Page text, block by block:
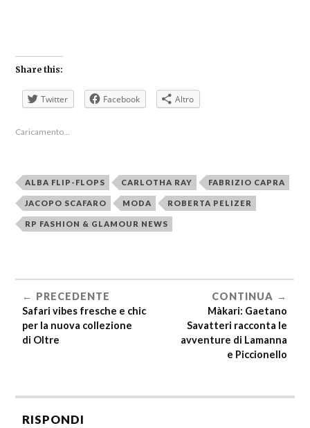
Share this:
Twitter Facebook Altro
Caricamento...
ALBA FLIP-FLOPS CARLOTHA RAY FABRIZIO CAPRA
JACOPO SCAFARO MODA ROBERTA PELIZER
RP FASHION & GLAMOUR NEWS
PRECEDENTE
Safari vibes fresche e chic
per la nuova collezione
di Oltre
CONTINUA
Màkari: Gaetano
Savatteri racconta le
avventure di Lamanna
e Piccionello
RISPONDI